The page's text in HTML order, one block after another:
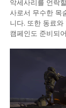
악세사리를 언락
사로서 무수한 목
니다. 또한 동료
캠페인도 준비되